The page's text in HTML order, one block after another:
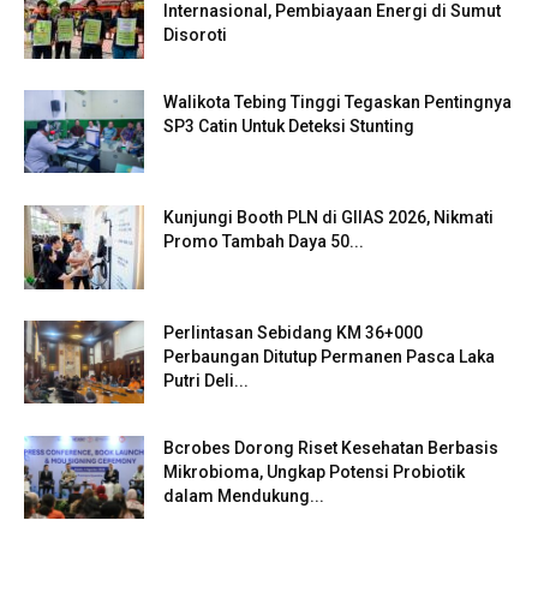
Internasional, Pembiayaan Energi di Sumut
Disoroti
Walikota Tebing Tinggi Tegaskan Pentingnya
SP3 Catin Untuk Deteksi Stunting
Kunjungi Booth PLN di GIIAS 2026, Nikmati
Promo Tambah Daya 50...
Perlintasan Sebidang KM 36+000
Perbaungan Ditutup Permanen Pasca Laka
Putri Deli...
Bcrobes Dorong Riset Kesehatan Berbasis
Mikrobioma, Ungkap Potensi Probiotik
dalam Mendukung...